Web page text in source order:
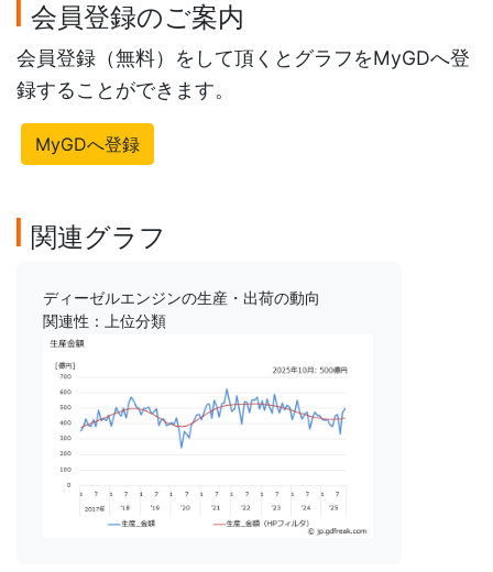
会員登録のご案内
会員登録（無料）をして頂くとグラフをMyGDへ登
録することができます。
MyGDへ登録
関連グラフ
ディーゼルエンジンの生産・出荷の動向
関連性：上位分類